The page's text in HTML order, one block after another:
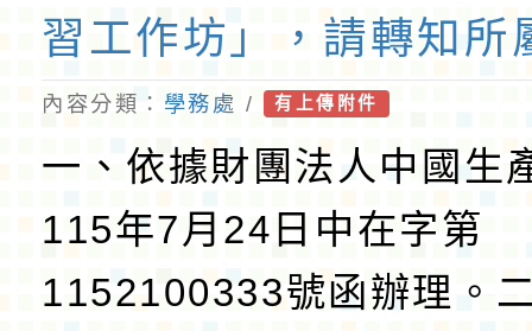
習工作坊」，請轉知所
加，請查照。
內容分類： 學務處 / 有上傳附件
一、依據財團法人中國生
115年7月24日中在字第
1152100333號函辦理。